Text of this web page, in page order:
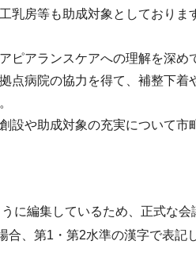
乳房等も助成対象としており
アランスケアへの理解を深め
点病院の協力を得て、補整下
や助成対象の充実について市
に編集しているため、正式な会
、第1・第2水準の漢字で表記